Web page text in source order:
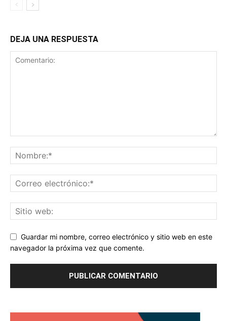
DEJA UNA RESPUESTA
Guardar mi nombre, correo electrónico y sitio web en este
navegador la próxima vez que comente.